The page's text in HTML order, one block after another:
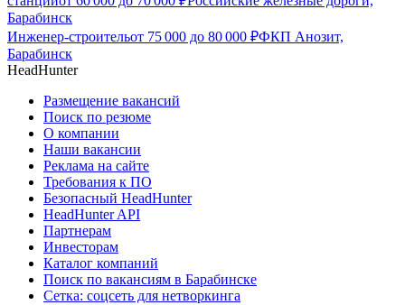
Барабинск
Инженер-строительот 75 000 до 80 000 ₽ФКП Анозит,
Барабинск
HeadHunter
Размещение вакансий
Поиск по резюме
О компании
Наши вакансии
Реклама на сайте
Требования к ПО
Безопасный HeadHunter
HeadHunter API
Партнерам
Инвесторам
Каталог компаний
Поиск по вакансиям в Барабинске
Сетка: соцсеть для нетворкинга